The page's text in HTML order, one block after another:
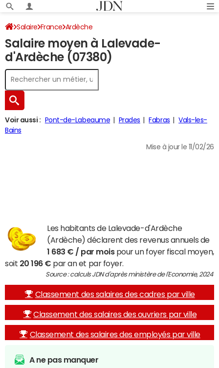
Salaire France Ardèche
Salaire moyen à Lalevade-
d'Ardèche (07380)
Voir aussi : Pont-de-Labeaume Prades Fabras
Vals-les-
Bains
Mise à jour le 11/02/26
Les habitants de Lalevade-d'Ardèche
(Ardèche) déclarent des revenus annuels de
1 683 € / par moispour un foyer fiscal moyen,
soit 20 196 € par an et par foyer.
Source : calculs JDN d'après ministère de l'Economie, 2024
Classement des salaires des cadres par ville
Classement des salaires des ouvriers par ville
Classement des salaires des employés par ville
A ne pas manquer